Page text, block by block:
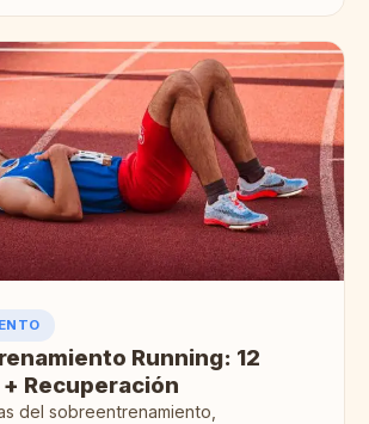
Running: 12
Recuperación
del sobreentrenamiento,